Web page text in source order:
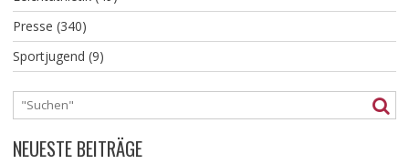
Presse (340)
Sportjugend (9)
NEUESTE BEITRÄGE